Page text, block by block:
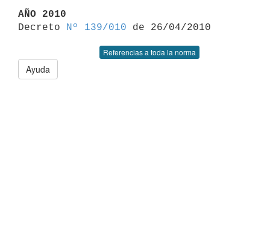
AÑO 2010
Decreto
Nº 139/010
Referencias a toda la norma
Ayuda